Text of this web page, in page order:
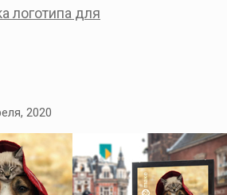
логотипа для
2020